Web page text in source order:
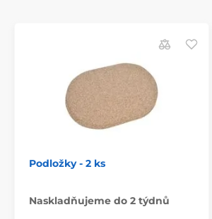
Podložky - 2 ks
Naskladňujeme do 2 týdnů